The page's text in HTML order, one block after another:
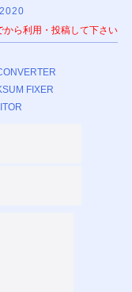
ら利用・投稿して下さい
FIXER